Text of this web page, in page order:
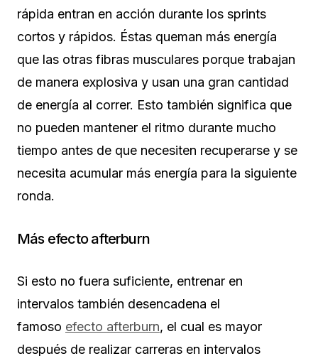
rápida entran en acción durante los sprints
cortos y rápidos. Éstas queman más energía
que las otras fibras musculares porque trabajan
de manera explosiva y usan una gran cantidad
de energía al correr. Esto también significa que
no pueden mantener el ritmo durante mucho
tiempo antes de que necesiten recuperarse y se
necesita acumular más energía para la siguiente
ronda.
Más efecto afterburn
Si esto no fuera suficiente, entrenar en
intervalos también desencadena el
famoso efecto afterburn, el cual es mayor
después de realizar carreras en intervalos